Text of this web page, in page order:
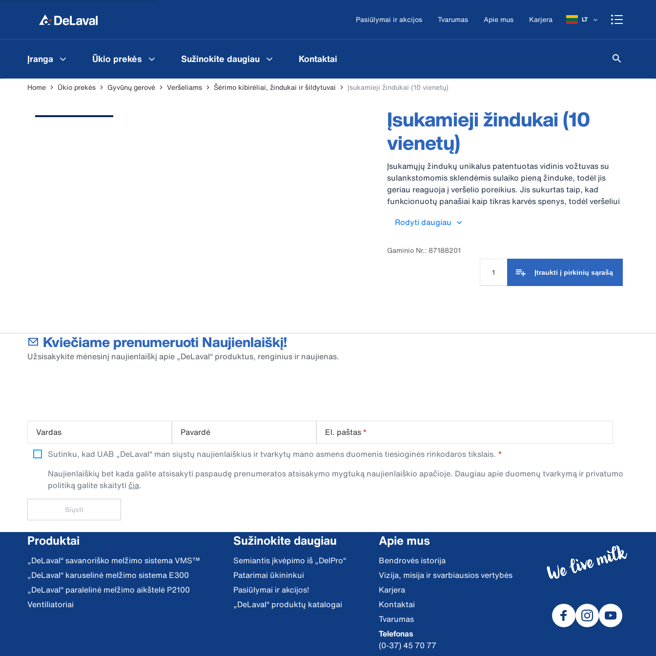
Pasiūlymai ir akcijos Tvarumas Apie mus Karjera LT
Įranga Ūkio prekės Sužinokite daugiau Kontaktai
Home Ūkio prekės Gyvūnų gerovė Veršeliams Šėrimo kibirėliai, žindukai ir šildytuvai Įsukamieji žindukai (10 vienetų)
Įsukamieji žindukai (10
vienetų)
Įsukamųjų žindukų unikalus patentuotas vidinis vožtuvas su
sulankstomomis sklendėmis sulaiko pieną žinduke, todėl jis
geriau reaguoja į veršelio poreikius. Jis sukurtas taip, kad
funkcionuotų panašiai kaip tikras karvės spenys, todėl veršeliui
savaime išsivalo ir yra atsparus užsikimšimui.
Rodyti daugiau
Gaminio Nr.: 87188201
Įtraukti į pirkinių sąrašą
Kviečiame prenumeruoti Naujienlaiškį!
Užsisakykite mėnesinį naujienlaiškį apie „DeLaval“ produktus, renginius ir naujienas.
Vardas Pavardė El. paštas*
Sutinku, kad UAB „DeLaval“ man siųstų naujienlaiškius ir tvarkytų mano asmens duomenis tiesioginės rinkodaros tikslais.
Naujienlaiškių bet kada galite atsisakyti paspaudę prenumeratos atsisakymo mygtuką naujienlaiškio apačioje. Daugiau apie duomenų tvarkymą ir privatumo
politiką galite skaityti čia.
Siųsti
Produktai
„DeLaval“ savanoriško melžimo sistema VMS™
„DeLaval“ karuselinė melžimo sistema E300
„DeLaval“ paralelinė melžimo aikštelė P2100
Ventiliatoriai
Sužinokite daugiau
Semiantis įkvėpimo iš „DelPro“
Patarimai ūkininkui
Pasiūlymai ir akcijos!
„DeLaval“ produktų katalogai
Apie mus
Bendrovės istorija
Vizija, misija ir svarbiausios vertybės
Karjera
Kontaktai
Tvarumas
Telefonas
(0-37) 45 70 77